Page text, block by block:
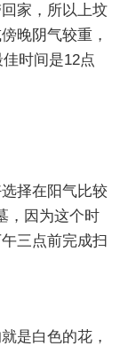
家，所以上坟
晚阴气较重，
时间是12点
择在阳气比较
，因为这个时
三点前完成扫
是白色的花，